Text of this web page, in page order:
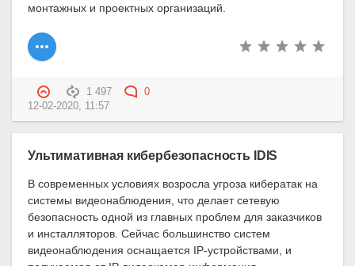
монтажных и проектных организаций.
1 497
0
12-02-2020, 11:57
Ультимативная кибербезопасность IDIS
В современных условиях возросла угроза кибератак на
системы видеонаблюдения, что делает сетевую
безопасность одной из главных проблем для заказчиков
и инсталляторов. Сейчас большинство систем
видеонаблюдения оснащается IP-устройствами, и